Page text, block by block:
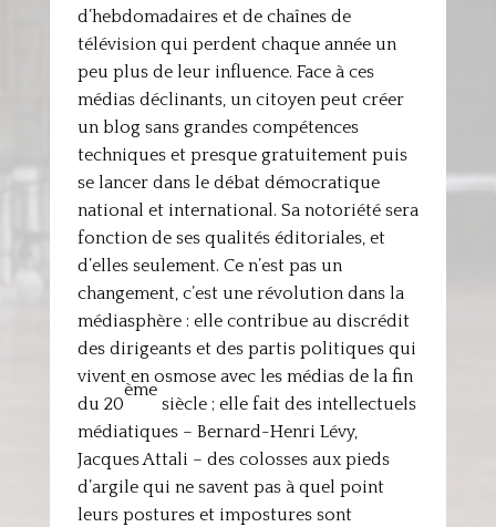
d’hebdomadaires et de chaînes de
télévision qui perdent chaque année un
peu plus de leur influence. Face à ces
médias déclinants, un citoyen peut créer
un blog sans grandes compétences
techniques et presque gratuitement puis
se lancer dans le débat démocratique
national et international. Sa notoriété sera
fonction de ses qualités éditoriales, et
d’elles seulement. Ce n’est pas un
changement, c’est une révolution dans la
médiasphère : elle contribue au discrédit
des dirigeants et des partis politiques qui
vivent en osmose avec les médias de la fin
du 20
ème
siècle ; elle fait des intellectuels
médiatiques – Bernard-Henri Lévy,
Jacques Attali – des colosses aux pieds
d’argile qui ne savent pas à quel point
leurs postures et impostures sont